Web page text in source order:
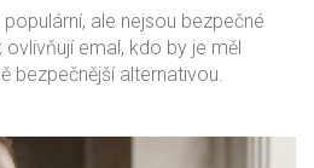
ale nejsou bezpečné
emal, kdo by je měl
bezpečnější alternativou.